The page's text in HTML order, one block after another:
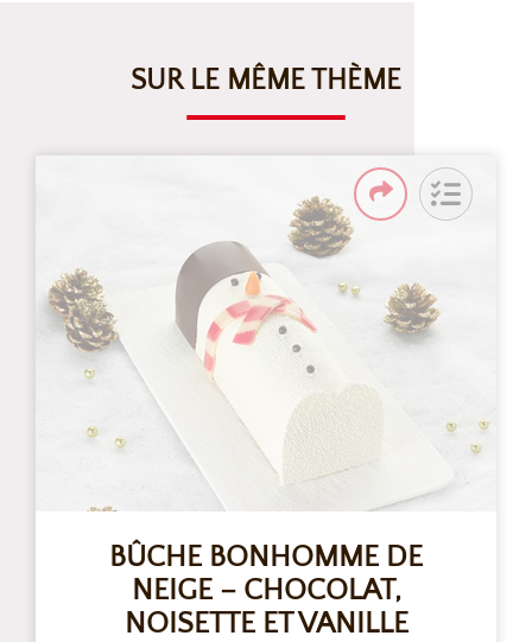
SUR LE MÊME THÈME
BÛCHE BONHOMME DE
NEIGE – CHOCOLAT,
NOISETTE ET VANILLE